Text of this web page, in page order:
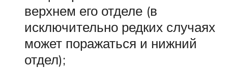
верхнем его отделе (в
исключительно редких случаях
может поражаться и нижний
отдел);